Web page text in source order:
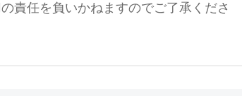
責任を負いかねますのでご了承くださ